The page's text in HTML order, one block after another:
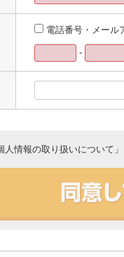
電話番号・メール
-
人情報の取り扱いについて